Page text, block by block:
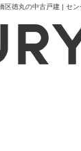
区徳丸の中古戸建 | セ